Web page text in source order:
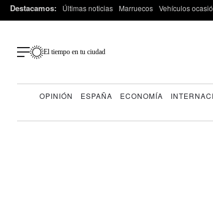
Destacamos: Últimas noticias Marruecos Vehículos
El tiempo en tu ciudad
OPINIÓN ESPAÑA ECONOMÍA